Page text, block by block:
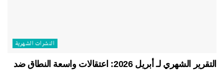
النشرات الشهریة
التقرير الشهري لـ أبريل 2026: اعتقالات واسعة النطاق ضد